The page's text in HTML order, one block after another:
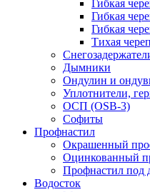
Гибкая
Гибкая
Гибкая
Тихая
Дымники
Ондулин и
Уплотнители,
ОСП (OSB-3)
Софиты
Профнастил
Окрашенный
Оцинкованный
Профнастил под
Водосток